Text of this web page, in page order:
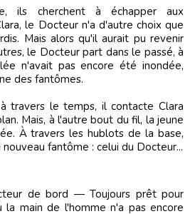
ils cherchent à échapper aux
le Docteur n'a d'autre choix que
Mais alors qu'il aurait pu revenir
le Docteur part dans le passé, à
n'avait pas encore été inondée,
des fantômes.
travers le temps, il contacte Clara
Mais, à l'autre bout du fil, la jeune
À travers les hublots de la base,
fantôme : celui du Docteur...
de bord — Toujours prêt pour
la main de l'homme n'a pas encore